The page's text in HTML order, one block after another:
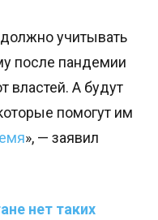
учитывать
после пандемии
властей. А будут
помогут им
», — заявил
нет таких